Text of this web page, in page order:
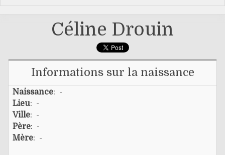
Céline Drouin
Informations sur la naissance
Naissance: -
Lieu: -
Ville: -
Père: -
Mère: -